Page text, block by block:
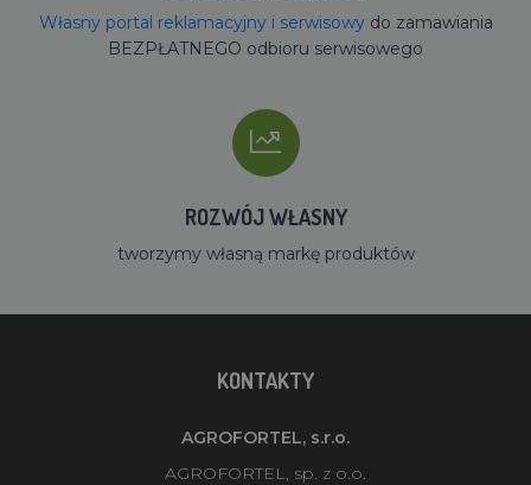
Własny portal reklamacyjny i serwisowydo zamawiania
BEZPŁATNEGO odbioru serwisowego
ROZWÓJ WŁASNY
tworzymy własną markę produktów
KONTAKTY
AGROFORTEL, s.r.o.
AGROFORTEL, sp. z o.o.